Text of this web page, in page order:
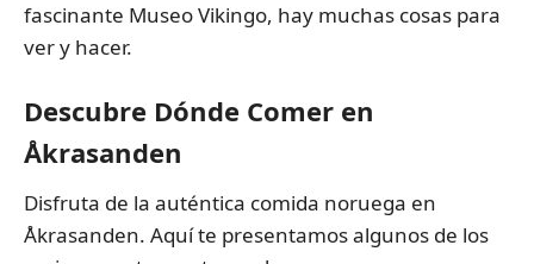
fascinante Museo Vikingo, hay muchas cosas para
ver y hacer.
Descubre Dónde Comer en
Åkrasanden
Disfruta de la auténtica comida noruega en
Åkrasanden. Aquí te presentamos algunos de los